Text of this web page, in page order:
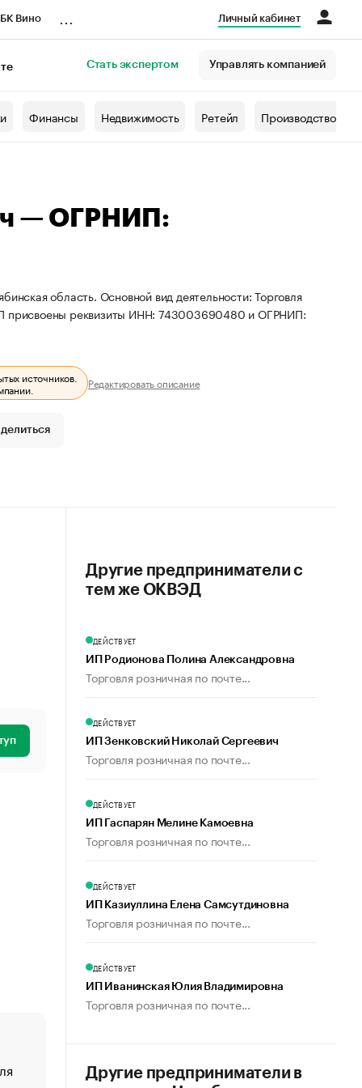
Вино Личный кабинет
Стать экспертом Управлять компанией
Финансы Недвижимость Ретейл Производство
— ОГРНИП:
область. Основной вид деятельности: Торговля
присвоены реквизиты ИНН: 743003690480 и ОГРНИП:
источников.
Редактировать описание
«От спорта тело стареет иначе». Как живет глава
Другие предприниматели с
тем же ОКВЭД
ДЕЙСТВУЕТ
ИП Родионова Полина Александровна
Торговля розничная по почте...
ДЕЙСТВУЕТ
ИП Зенковский Николай Сергеевич
Торговля розничная по почте...
ДЕЙСТВУЕТ
ИП Гаспарян Мелине Камоевна
Торговля розничная по почте...
ДЕЙСТВУЕТ
ИП Казиуллина Елена Самсутдиновна
Торговля розничная по почте...
ДЕЙСТВУЕТ
ИП Иванинская Юлия Владимировна
Торговля розничная по почте...
Другие предприниматели в